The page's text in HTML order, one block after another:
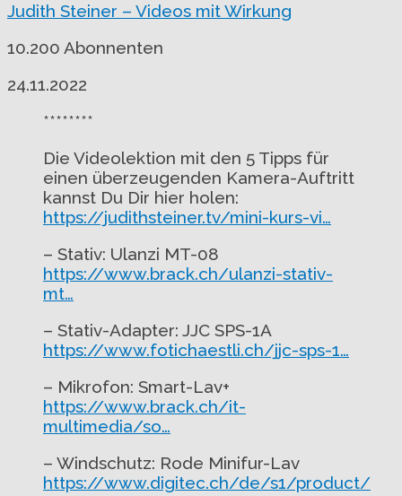
Judith Steiner – Videos mit Wirkung
10.200 Abonnenten
24.11.2022
********
Die Videolektion mit den 5 Tipps für
einen überzeugenden Kamera-Auftritt
kannst Du Dir hier holen:
https://judithsteiner.tv/mini-kurs-vi…
– Stativ: Ulanzi MT-08
https://www.brack.ch/ulanzi-stativ-
mt…
– Stativ-Adapter: JJC SPS-1A
https://www.fotichaestli.ch/jjc-sps-1…
– Mikrofon: Smart-Lav+
https://www.brack.ch/it-
multimedia/so…
– Windschutz: Rode Minifur-Lav
https://www.digitec.ch/de/s1/product/